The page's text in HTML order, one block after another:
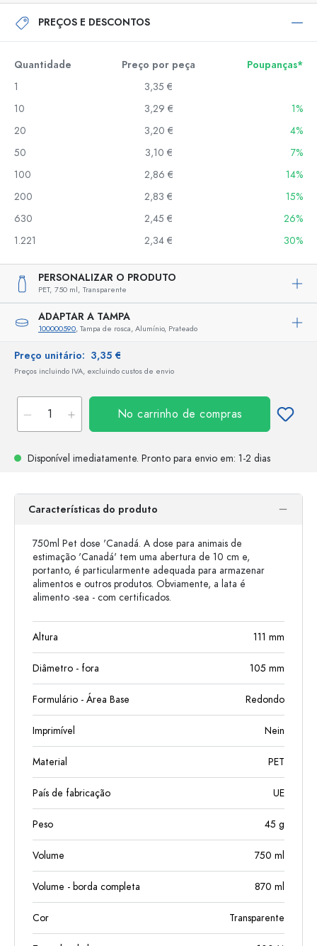
PREÇOS E DESCONTOS
Quantidade Preço por peça
Poupanças*
1
3,35 €
10
3,29 €
1%
20
3,20 €
4%
50
3,10 €
7%
100
2,86 €
14%
200
2,83 €
15%
630
2,45 €
26%
1.221
2,34 € 30%
PERSONALIZAR O PRODUTO
PET, 750 ml, Transparente
ADAPTAR A TAMPA
100000590, Tampa de rosca, Alumínio, Prateado
Preço unitário: 3,35 €
Preços incluindo IVA, excluindo custos de envio
No carrinho de compras
Disponível imediatamente. Pronto para envio em: 1-2 dias
Características do produto
750ml Pet dose 'Canadá. A dose para animais de
estimação 'Canadá' tem uma abertura de 10 cm e,
portanto, é particularmente adequada para armazenar
alimentos e outros produtos. Obviamente, a lata é
alimento -sea - com certificados.
Altura 111 mm
Diâmetro - fora 105 mm
Formulário - Área Base Redondo
Imprimível Nein
Material PET
País de fabricação UE
Peso 45 g
Volume 750 ml
Volume - borda completa 870 ml
Cor Transparente